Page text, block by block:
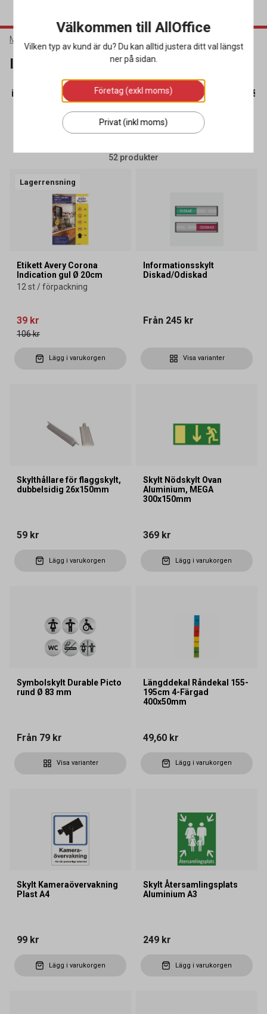
Möbler & Inredning
Informationsskyltar
(28) Informationsskyltar(52) Klädhängare &
SORTERA FILTRERA
52 produkter
Lagerrensning
Etikett Avery Corona
Indication gul Ø 20cm
12 st / förpackning
39 kr
106 kr
Lägg i varukorgen
Informationsskylt
Diskad/Odiskad
Från 245 kr
Visa varianter
Skylthållare för flaggskylt,
dubbelsidig 26x150mm
59 kr
Lägg i varukorgen
Skylt Nödskylt Ovan
Aluminium, MEGA
300x150mm
369 kr
Lägg i varukorgen
Symbolskylt Durable Picto
rund Ø 83 mm
Från 79 kr
Visa varianter
Längddekal Råndekal 155-
195cm 4-Färgad
400x50mm
49,60 kr
Lägg i varukorgen
Skylt Kameraövervakning
Plast A4
99 kr
Lägg i varukorgen
Skylt Återsamlingsplats
Aluminium A3
249 kr
Lägg i varukorgen
Välkommen till AllOffice
Vilken typ av kund är du? Du kan alltid justera ditt val längst
ner på sidan.
Företag (exkl moms)
Privat (inkl moms)